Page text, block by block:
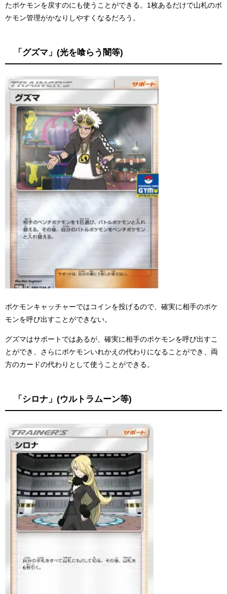
たポケモンを戻すのにも使うことができる。1枚あるだけで山札のポ
ケモン管理がかなりしやすくなるだろう。
「グズマ」(光を喰らう闇等)
ポケモンキャッチャーではコインを投げるので、確実に相手のポケ
モンを呼び出すことができない。
グズマはサポートではあるが、確実に相手のポケモンを呼び出すこ
とができ、さらにポケモンいれかえの代わりになることができ、両
方のカードの代わりとして使うことができる。
「シロナ」(ウルトラムーン等)